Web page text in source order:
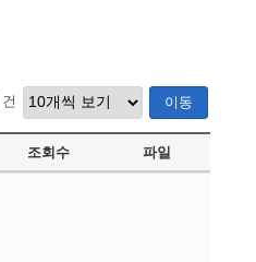
건 이동
조회수 파일